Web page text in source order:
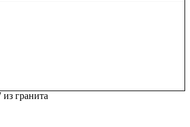
гранита